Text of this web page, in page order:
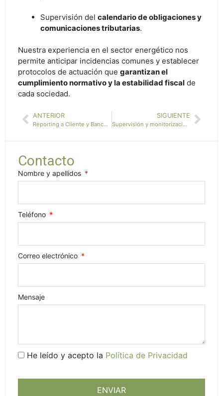
Supervisión del calendario de obligaciones y
comunicaciones tributarias.
Nuestra experiencia en el sector energético nos
permite anticipar incidencias comunes y establecer
protocolos de actuación que garantizan el
cumplimiento normativo y la estabilidad fiscal de
cada sociedad.
ANTERIOR
Reporting a Cliente y Bancos. CCAA y soporte en auditorías
SIGUIENTE
Supervisión y monitorización de los activos
Contacto
Nombre y apellidos
Teléfono
Correo electrónico
Mensaje
He leído y acepto la Política de Privacidad
ENVIAR